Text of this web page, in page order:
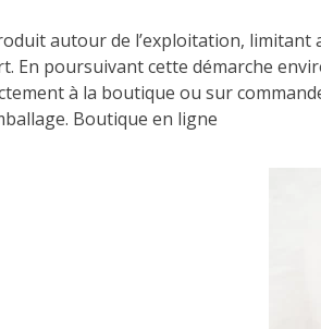
autour de l’exploitation,
En poursuivant cette démarche
à la boutique ou sur
Boutique en ligne